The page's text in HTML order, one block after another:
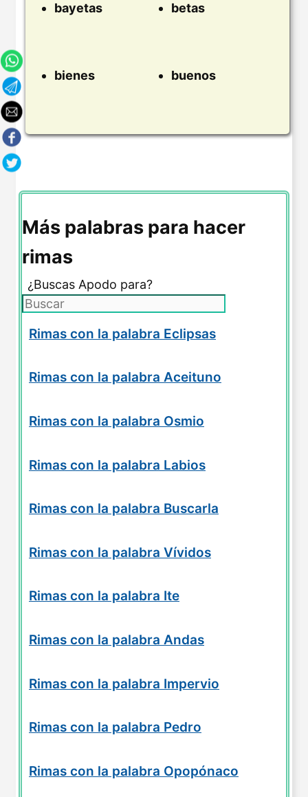
bayetas betas
bienes buenos
Más palabras para hacer
rimas
¿Buscas Apodo para?
Rimas con la palabra Eclipsas
Rimas con la palabra Aceituno
Rimas con la palabra Osmio
Rimas con la palabra Labios
Rimas con la palabra Buscarla
Rimas con la palabra Vívidos
Rimas con la palabra Ite
Rimas con la palabra Andas
Rimas con la palabra Impervio
Rimas con la palabra Pedro
Rimas con la palabra Opopónaco